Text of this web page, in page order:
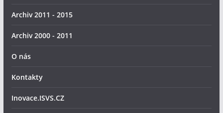
Archiv 2011 - 2015
Archiv 2000 - 2011
O nás
Kontakty
Inovace.ISVS.CZ